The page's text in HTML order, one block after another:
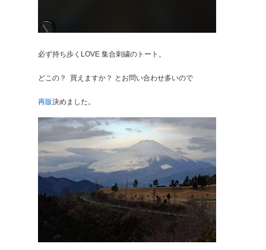
必ず持ち歩くLOVE 集合刺繍のトート。
どこの？ 買えますか？ とお問い合わせ多いので
再販決めました。